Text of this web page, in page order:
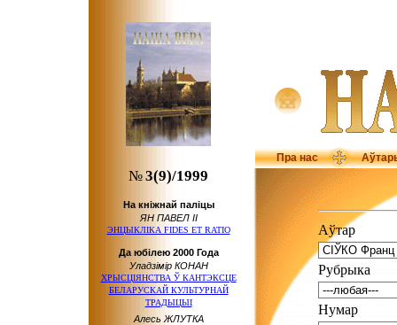
Пра нас
№3(9)/1999
На кніжнай паліцы
ЯН ПАВЕЛ ІІ
ЭНЦЫКЛІКА FIDES ET RATIO
Да юбілею 2000 Года
Уладзімір КОНАН
ХРЫСЦІЯНСТВА Ў КАНТЭКСЦЕ
БЕЛАРУСКАЙ КУЛЬТУРНАЙ
ТРАДЫЦЫІ
Алесь ЖЛУТКА
Аўтар
Рубрыка
Нумар